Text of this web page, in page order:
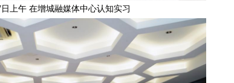
日上午 在增城融媒体中心认知实习